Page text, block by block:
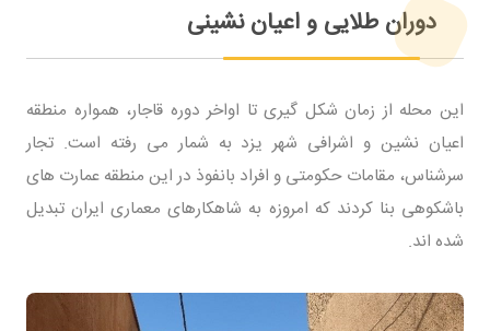
دوران طلایی و اعیان نشینی
این محله از زمان شکل گیری تا اواخر دوره قاجار، همواره منطقه
اعیان نشین و اشرافی شهر یزد به شمار می رفته است. تجار
سرشناس، مقامات حکومتی و افراد بانفوذ در این منطقه عمارت های
باشکوهی بنا کردند که امروزه به شاهکارهای معماری ایران تبدیل
شده اند.